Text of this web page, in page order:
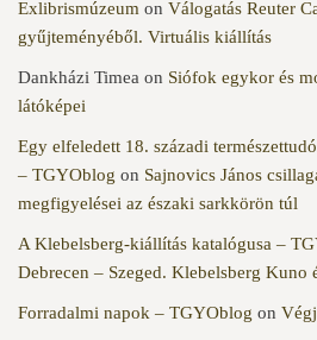
Exlibrismúzeum on Válogatás Reuter
gyűjteményéből. Virtuális kiállítás
Dankházi Timea on Siófok egykor és
látóképei
Egy elfeledett 18. századi
– TGYOblog on Sajnovics János
megfigyelései az északi sarkkörön túl
A Klebelsberg-kiállítás katalógusa –
Debrecen – Szeged. Klebelsberg Kuno
Forradalmi napok – TGYOblog on